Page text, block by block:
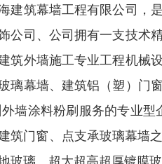
建筑幕墙工程有限公司，
公司、公司拥有一支技术
筑外墙施工专业工程机械
璃幕墙、建筑铝（塑）门
墙涂料粉刷服务的专业
筑门窗、点支承玻璃幕墙
玻璃、超大超高超厚镀膜